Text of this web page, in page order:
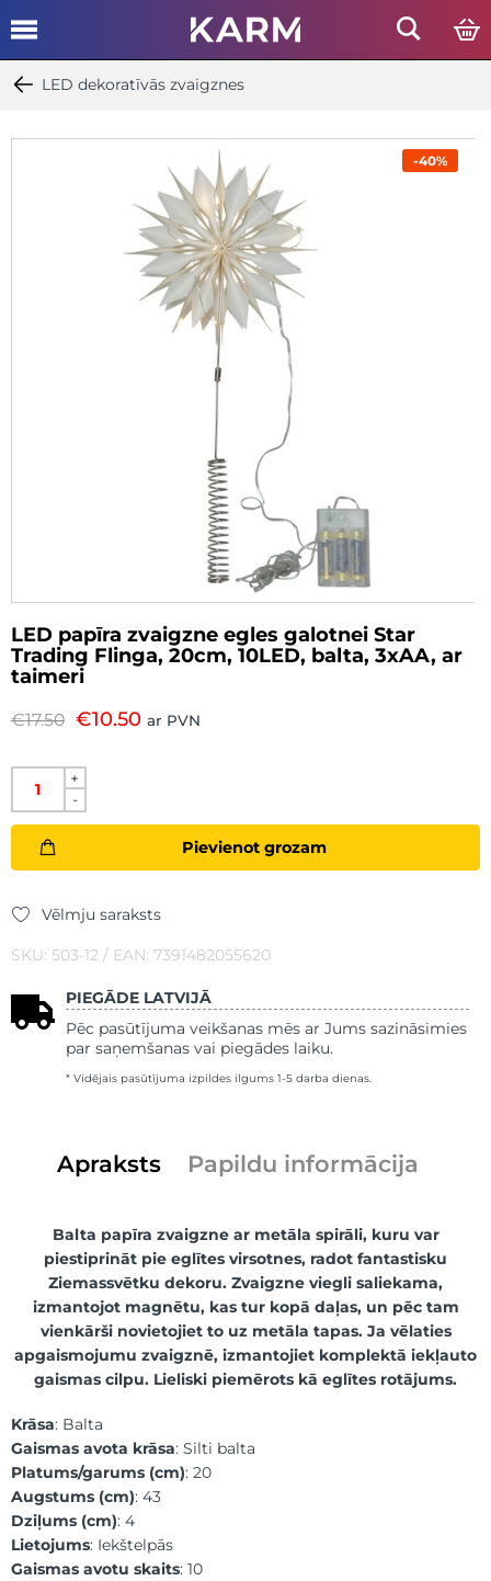
LED dekoratīvās zvaigznes
-40%
LED papīra zvaigzne egles galotnei Star
Trading Flinga, 20cm, 10LED, balta, 3xAA, ar
taimeri
€17.50 €10.50 ar PVN
+
-
Pievienot grozam
Vēlmju saraksts
SKU: 503-12 / EAN: 7391482055620
PIEGĀDE LATVIJĀ
Pēc pasūtījuma veikšanas mēs ar Jums sazināsimies
par saņemšanas vai piegādes laiku.
* Vidējais pasūtījuma izpildes ilgums 1-5 darba dienas.
Apraksts Papildu informācija
Balta papīra zvaigzne ar metāla spirāli, kuru var
piestiprināt pie eglītes virsotnes, radot fantastisku
Ziemassvētku dekoru. Zvaigzne viegli saliekama,
izmantojot magnētu, kas tur kopā daļas, un pēc tam
vienkārši novietojiet to uz metāla tapas. Ja vēlaties
apgaismojumu zvaigznē, izmantojiet komplektā iekļauto
gaismas cilpu. Lieliski piemērots kā eglītes rotājums.
Krāsa: Balta
Gaismas avota krāsa: Silti balta
Platums/garums (cm): 20
Augstums (cm): 43
Dziļums (cm): 4
Lietojums: Iekštelpās
Gaismas avotu skaits: 10